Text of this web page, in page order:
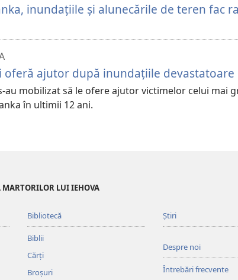
inundațiile și alunecările de teren fac
ajutor după inundațiile devastatoare
au mobilizat să le ofere ajutor victimelor celui mai
în ultimii 12 ani.
LUI IEHOVA
Bibliotecă
Biblii
Cărți
Broșuri
Știri
Despre noi
Întrebări frecvente